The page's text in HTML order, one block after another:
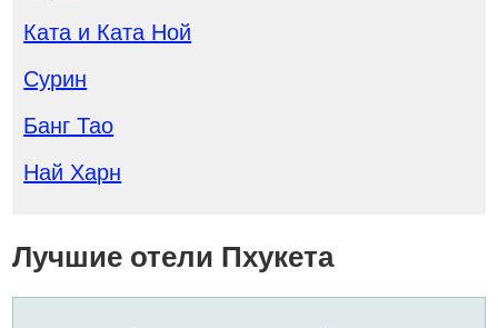
Ката и Ката Ной
Сурин
Банг Тао
Най Харн
Лучшие отели Пхукета